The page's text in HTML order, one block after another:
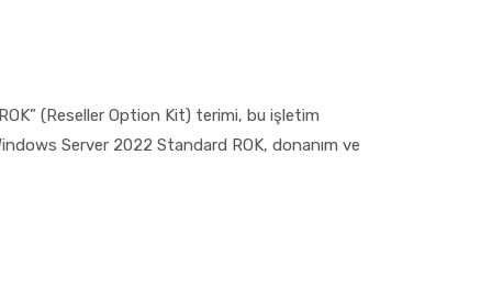
(Reseller Option Kit) terimi, bu işletim
Server 2022 Standard ROK, donanım ve